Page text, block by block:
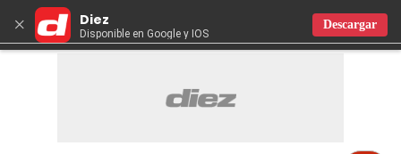
× Diez
Disponible en Google y IOS
Descargar